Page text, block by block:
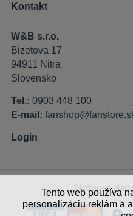
Tento web používa
personalizáciu reklám a
Kontakt
W&B s.r.o.
Bizetová 17
94911 Nitra
Slovensko
Tel.: 0903 448 100
E-mail:
Login
Možnosti